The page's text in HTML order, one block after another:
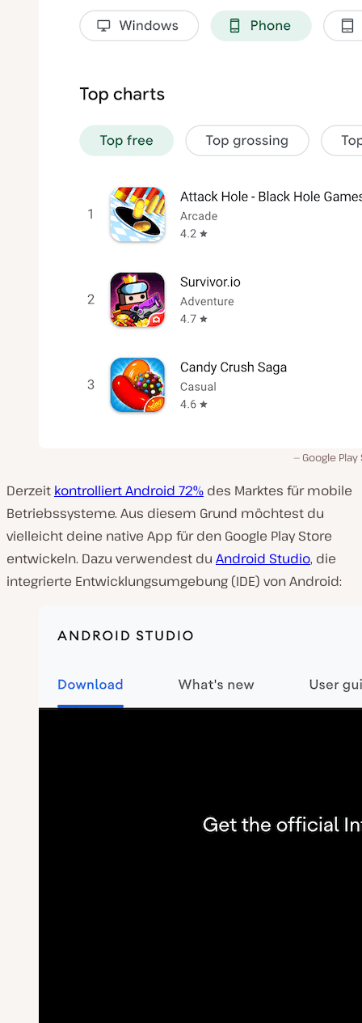
Google
Derzeit kontrolliert Android 72% des Marktes für mobile
Betriebssysteme. Aus diesem Grund möchtest du
vielleicht deine native App für den Google Play Store
entwickeln. Dazu verwendest du Android Studio, die
integrierte Entwicklungsumgebung (IDE) von Android: